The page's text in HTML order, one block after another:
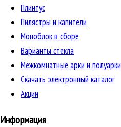
Плинтус
Пилястры и капители
Моноблок в сборе
Варианты стекла
Межкомнатные арки и полуарки
Скачать электронный каталог
Акции
Информация